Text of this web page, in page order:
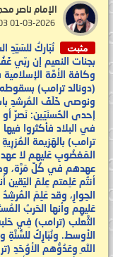
الإمام ناصر
مثبت
نُبَاركُ للسَيّدِ
بجنات النعيم إن ربّي
وكافة الأمَّة الإسلامية
(دونالد ترامب)
ونوصى خَلَفَ المُرشدِ
إحدى الحُسنَيَين: نَصرٌ
في البلاد فأكثروا
ترامب) بالهَزيمة
المَغضُوبِ عَليهم لا
عهدهم في كُلِّ مَرَّة،
أنتُم عَلِمتم عِلمَ
الحِوارِ، وقد عَلِمَ
عَليهِم وأنها الحَربُ
الثَّعلب (ترامب) فِي
الأوسط. ونُبَارِكُ
اللهِ وعَدُوُّهم الأوُحَدِ